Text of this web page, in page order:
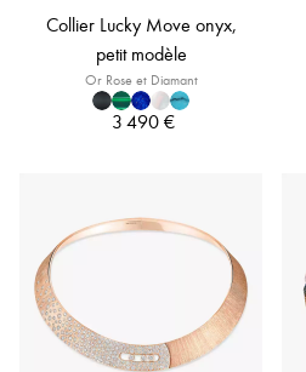
Collier Lucky Move onyx,
petit modèle
Or Rose et Diamant
3 490 €